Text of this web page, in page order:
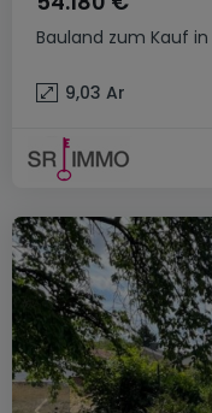
Bauland zum Kauf in
9,03 Ar